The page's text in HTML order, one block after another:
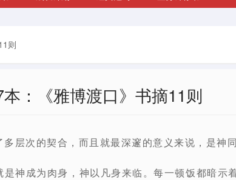
则
：《雅博渡口》书摘11则
层次的契合，而且就最深邃的意义来说，是神
神成为肉身，神以凡身来临。每一顿饭都暗示